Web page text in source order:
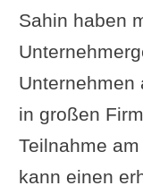
Sahin haben
Unternehmen
in großen
Teilnahme
kann einen